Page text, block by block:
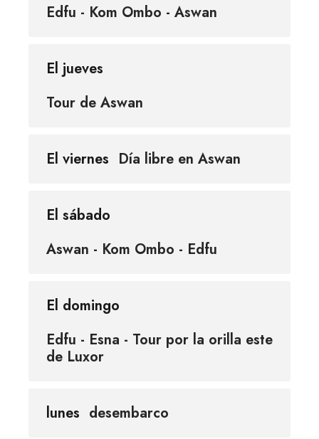
Edfu - Kom Ombo - Aswan
El jueves
Tour de Aswan
El viernes Día libre en Aswan
El sábado
Aswan - Kom Ombo - Edfu
El domingo
Edfu - Esna - Tour por la orilla este
de Luxor
lunes desembarco